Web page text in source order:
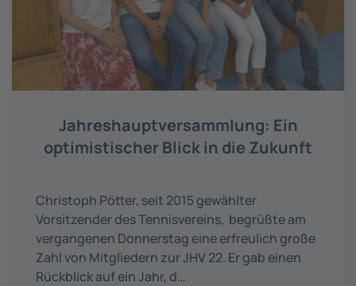
Jahreshaupt­versammlung: Ein
optimistischer Blick in die Zukunft
Christoph Pötter, seit 2015 gewählter
Vorsitzender des Tennisvereins, begrüßte am
vergangenen Donnerstag eine erfreulich große
Zahl von Mitgliedern zur JHV 22. Er gab einen
Rückblick auf ein Jahr, d…